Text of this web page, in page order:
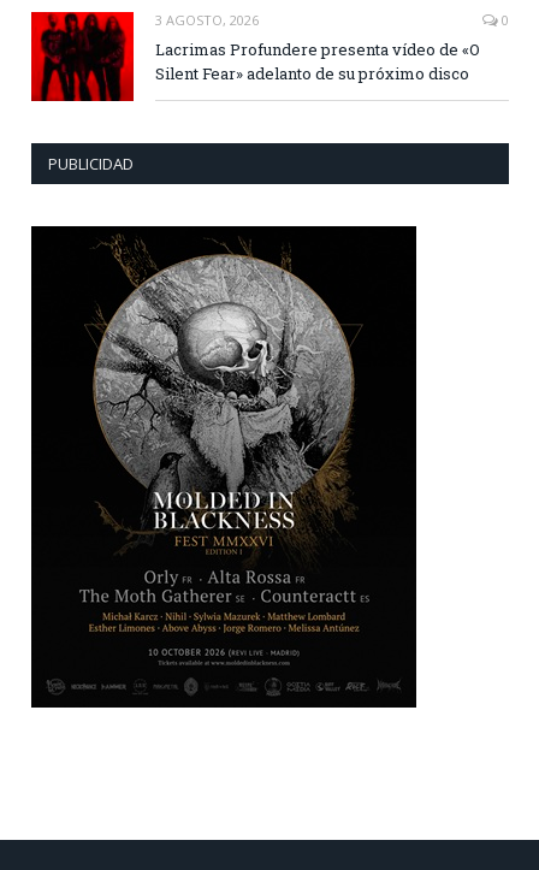
3 AGOSTO, 2026 0
Lacrimas Profundere presenta vídeo de «O
Silent Fear» adelanto de su próximo disco
PUBLICIDAD